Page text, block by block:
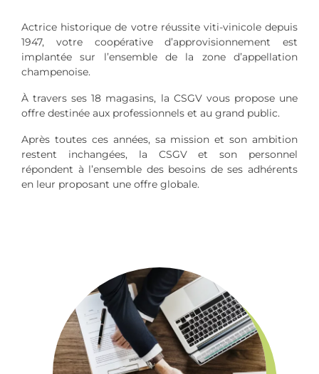
Actrice historique de votre réussite viti-vinicole depuis
1947, votre coopérative d’approvisionnement est
implantée sur l’ensemble de la zone d’appellation
champenoise.
À travers ses 18 magasins, la CSGV vous propose une
offre destinée aux professionnels et au grand public.
Après toutes ces années, sa mission et son ambition
restent inchangées, la CSGV et son personnel
répondent à l’ensemble des besoins de ses adhérents
en leur proposant une offre globale.